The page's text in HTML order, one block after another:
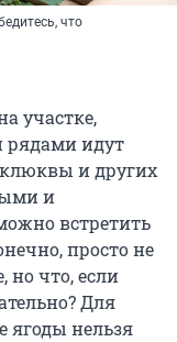
что
участке,
рядами идут
и других
и
встретить
просто не
но что, если
Для
ягоды нельзя